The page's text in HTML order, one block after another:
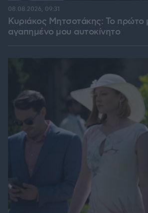
Κυριάκος Μητσοτάκης: Το πρώτο
αγαπημένο μου αυτοκίνητο
08.08.2026, 09:31